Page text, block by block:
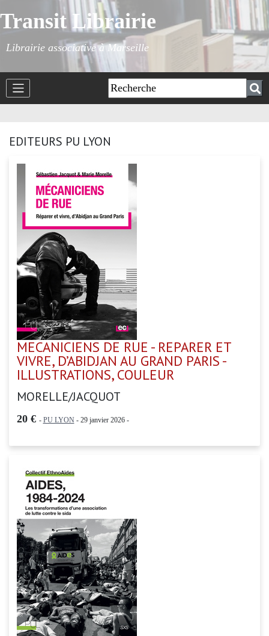
Transit Librairie
Librairie associative à Marseille
EDITEURS PU LYON
MECANICIENS DE RUE - REPARER ET
VIVRE, D’ABIDJAN AU GRAND PARIS -
ILLUSTRATIONS, COULEUR
MORELLE/JACQUOT
20 € - PU LYON- 29 janvier 2026 -